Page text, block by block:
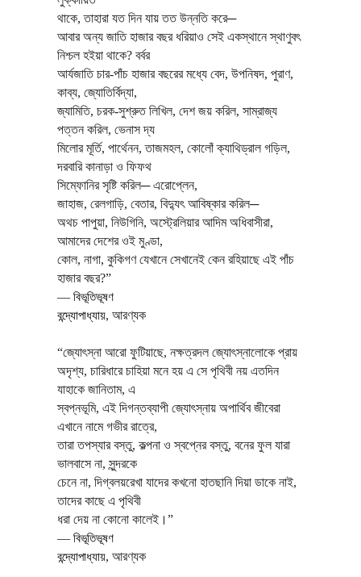
থাকে, তাহারা যত দিন যায় তত উন্নতি করে─
আবার অন্য জাতি হাজার বছর ধরিয়াও সেই একস্থানে স্থাণুবৎ
নিশ্চল হইয়া থাকে? বর্বর
আর্যজাতি চার-পাঁচ হাজার বছরের মধ্যে বেদ, উপনিষদ, পুরাণ,
কাব্য, জ্যোতির্বিদ্যা,
জ্যামিতি, চরক-সুশ্রুত লিখিল, দেশ জয় করিল, সাম্রাজ্য
পত্তন করিল, ভেনাস দ্য
মিলোর মূর্তি, পার্থেনন, তাজমহল, কোলোঁ ক্যাথিড্রাল গড়িল,
দরবারি কানাড়া ও ফিফথ
সিম্ফোনির সৃষ্টি করিল─এরোপ্লেন,
জাহাজ, রেলগাড়ি, বেতার, বিদ্যুৎ আবিষ্কার করিল─
অথচ পাপুয়া, নিউগিনি, অস্ট্রেলিয়ার আদিম অধিবাসীরা,
আমাদের দেশের ওই মুণ্ডা,
কোল, নাগা, কুকিগণ যেখানে সেখানেই কেন রহিয়াছে এই পাঁচ
হাজার বছর?”
― বিভূতিভূষণ
বন্দ্যোপাধ্যায়, আরণ্যক
“জ্যোৎস্না আরো ফুটিয়াছে, নক্ষত্রদল জ্যোৎস্নালোকে প্রায়
অদৃশ্য, চারিধারে চাহিয়া মনে হয় এ সে পৃথিবী নয় এতদিন
যাহাকে জানিতাম, এ
স্বপ্নভূমি, এই দিগন্তব্যাপী জ্যোৎস্নায় অপার্থিব জীবেরা
এখানে নামে গভীর রাত্রে,
তারা তপস্যার বস্তু, কল্পনা ও স্বপ্নের বস্তু, বনের ফুল যারা
ভালবাসে না, সুন্দরকে
চেনে না, দিগ্বলয়রেখা যাদের কখনো হাতছানি দিয়া ডাকে নাই,
তাদের কাছে এ পৃথিবী
ধরা দেয় না কোনো কালেই।”
― বিভূতিভূষণ
বন্দ্যোপাধ্যায়, আরণ্যক